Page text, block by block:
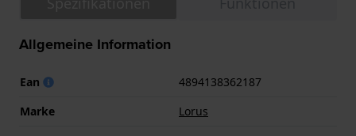
Allgemeine Information
Ean
4894138362187
Marke
Lorus